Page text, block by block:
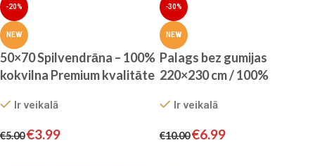
-20%
NEW
50×70 Spilvendrāna – 100%
kokvilna Premium kvalitāte
Ir veikalā
€5.00€3.99
-30%
NEW
Palags bez gumijas
220×230 cm / 100%
ziediem)
Ir veikalā
€10.00€6.99